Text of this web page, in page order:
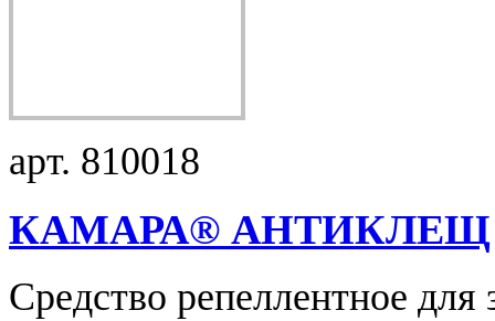
арт. 810018
КАМАРА® АНТИКЛЕЩ
Средство репеллентное